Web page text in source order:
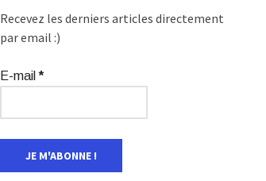
Recevez les derniers articles directement
par email :)
E-mail*